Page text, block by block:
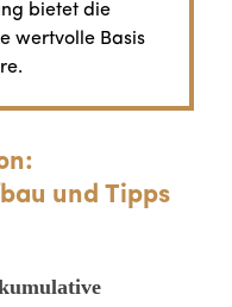
bietet die
wertvolle Basis
und Tipps